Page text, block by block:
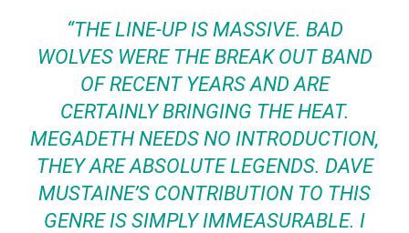
“THE LINE-UP IS MASSIVE. BAD
WOLVES WERE THE BREAK OUT BAND
OF RECENT YEARS AND ARE
CERTAINLY BRINGING THE HEAT.
MEGADETH NEEDS NO INTRODUCTION,
THEY ARE ABSOLUTE LEGENDS. DAVE
MUSTAINE’S CONTRIBUTION TO THIS
GENRE IS SIMPLY IMMEASURABLE. I